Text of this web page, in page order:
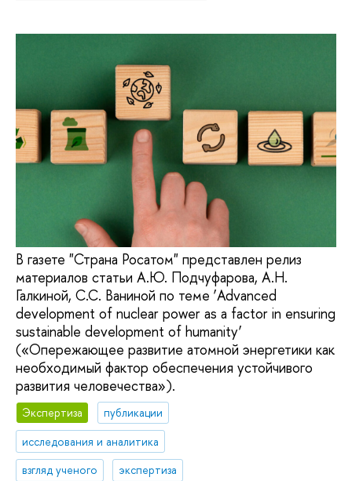
В газете "Страна Росатом" представлен релиз
материалов статьи А.Ю. Подчуфарова, А.Н.
Галкиной, С.С. Ваниной по теме ‘Advanced
development of nuclear power as a factor in ensuring
sustainable development of humanity’
(«Опережающее развитие атомной энергетики как
необходимый фактор обеспечения устойчивого
развития человечества»).
Экспертиза
публикации
исследования и аналитика
взгляд ученого
экспертиза